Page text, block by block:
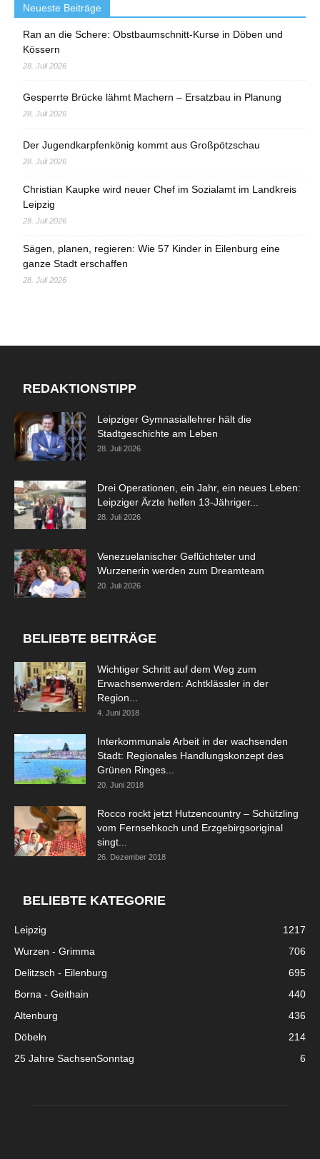
Neueste Beiträge
Ran an die Schere: Obstbaumschnitt-Kurse in Döben und
Kössern
28. Juli 2026
Gesperrte Brücke lähmt Machern – Ersatzbau in Planung
28. Juli 2026
Der Jugendkarpfenkönig kommt aus Großpötzschau
28. Juli 2026
Christian Kaupke wird neuer Chef im Sozialamt im Landkreis
Leipzig
28. Juli 2026
Sägen, planen, regieren: Wie 57 Kinder in Eilenburg eine
ganze Stadt erschaffen
28. Juli 2026
REDAKTIONSTIPP
Leipziger Gymnasiallehrer hält die
Stadtgeschichte am Leben
28. Juli 2026
Drei Operationen, ein Jahr, ein neues Leben:
Leipziger Ärzte helfen 13-Jähriger...
28. Juli 2026
Venezuelanischer Geflüchteter und
Wurzenerin werden zum Dreamteam
20. Juli 2026
BELIEBTE BEITRÄGE
Wichtiger Schritt auf dem Weg zum
Erwachsenwerden: Achtklässler in der
Region...
4. Juni 2018
Interkommunale Arbeit in der wachsenden
Stadt: Regionales Handlungskonzept des
Grünen Ringes...
20. Juni 2018
Rocco rockt jetzt Hutzencountry – Schützling
vom Fernsehkoch und Erzgebirgsoriginal
singt...
26. Dezember 2018
BELIEBTE KATEGORIE
Leipzig
1217
Wurzen - Grimma
706
Delitzsch - Eilenburg
695
Borna - Geithain
440
Altenburg
436
Döbeln
214
25 Jahre SachsenSonntag
6